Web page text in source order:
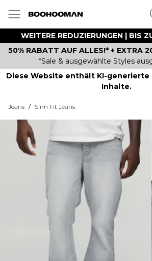
WEITERE REDUZIERUNGEN | BIS
50% RABATT AUF ALLES!* + EXTRA
*Sale & ausgewählte Styles
Diese Website enthält KI-
Inhalte.
Jeans / Slim Fit Jeans